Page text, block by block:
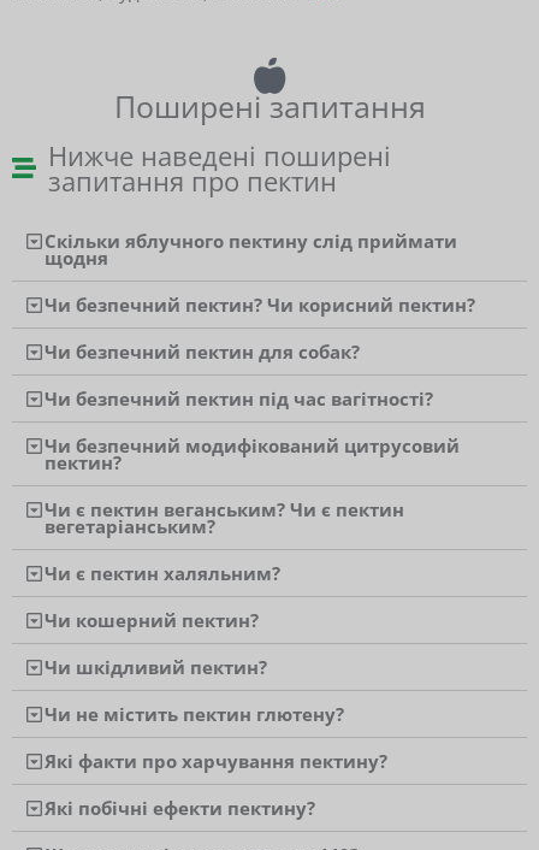
Поширені запитання
Нижче наведені поширені
запитання про пектин
Скільки яблучного пектину слід приймати
щодня
Чи безпечний пектин? Чи корисний пектин?
Чи безпечний пектин для собак?
Чи безпечний пектин під час вагітності?
Чи безпечний модифікований цитрусовий
пектин?
Чи є пектин веганським? Чи є пектин
вегетаріанським?
Чи є пектин халяльним?
Чи кошерний пектин?
Чи шкідливий пектин?
Чи не містить пектин глютену?
Які факти про харчування пектину?
Які побічні ефекти пектину?